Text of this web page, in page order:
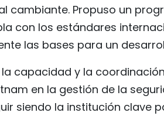
cambiante. Propuso un
con los estándares
las bases para un
capacidad y la
en la gestión de la
siendo la institución clave